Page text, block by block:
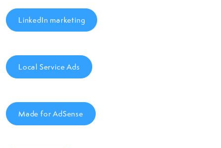
LinkedIn marketing
Local Service Ads
Made for AdSense